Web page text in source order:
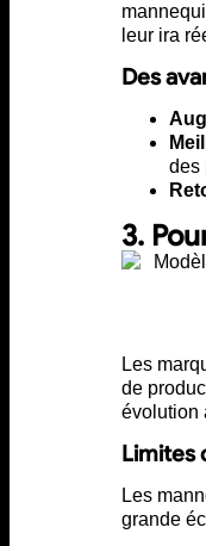
leur ira
Des
des
3.
Les
de
évolution
Limites
Les
grande